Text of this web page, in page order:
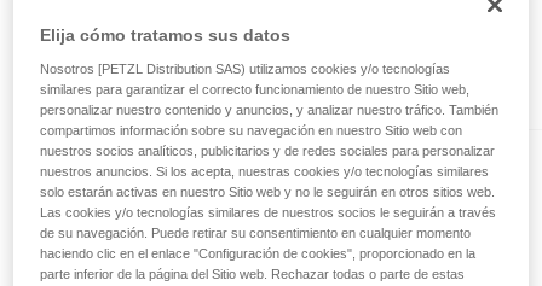
autónoma.
su actividad. Pueden existir otras que no
describimos aquí.
seguridad ligero y polivalente
OXAN
Mosquetón oval de alta
resistencia
Elija cómo tratamos sus datos
Nosotros [PETZL Distribution SAS) utilizamos cookies y/o tecnologías
similares para garantizar el correcto funcionamiento de nuestro Sitio web,
personalizar nuestro contenido y anuncios, y analizar nuestro tráfico. También
compartimos información sobre su navegación en nuestro Sitio web con
nuestros socios analíticos, publicitarios y de redes sociales para personalizar
nuestros anuncios. Si los acepta, nuestras cookies y/o tecnologías similares
solo estarán activas en nuestro Sitio web y no le seguirán en otros sitios web.
Las cookies y/o tecnologías similares de nuestros socios le seguirán a través
de su navegación. Puede retirar su consentimiento en cualquier momento
haciendo clic en el enlace "Configuración de cookies", proporcionado en la
parte inferior de la página del Sitio web. Rechazar todas o parte de estas